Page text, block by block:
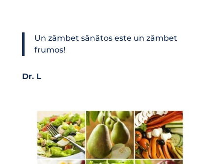
Un zâmbet sănătos este un zâmbet
frumos!
Dr. L